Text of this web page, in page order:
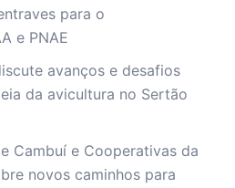
para o
e PNAE
avanços e desafios
da avicultura no Sertão
Cambuí e Cooperativas da
novos caminhos para